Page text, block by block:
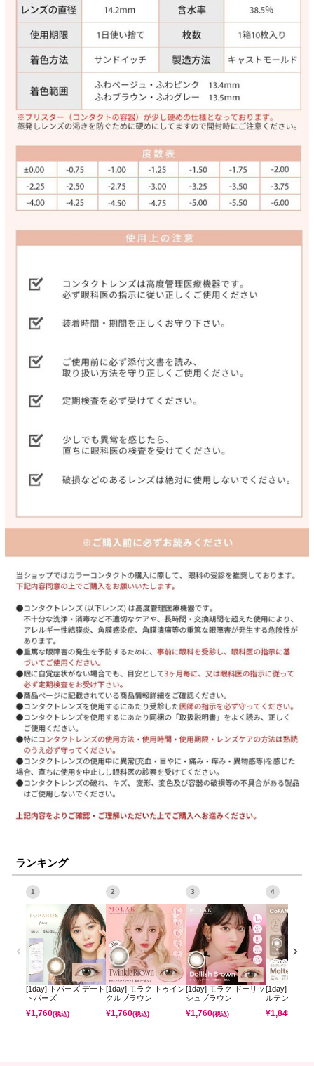
ランキング
1
[1day] トパーズ デート
トパーズ
¥1,760(税込)
2
[1day] モラク トゥイン
クルブラウン
¥1,760(税込)
3
[1day] モラク ドーリッ
シュブラウン
¥1,760(税込)
4
[1day] コファ
ルテンパフ
¥1,848